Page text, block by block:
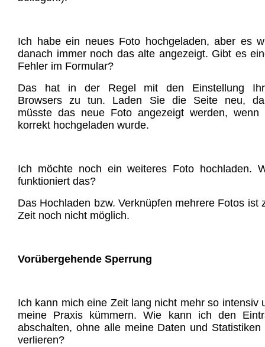
Ich habe ein neues Foto hochgeladen, aber es
danach immer noch das alte angezeigt. Gibt es
Fehler im Formular?
Das hat in der Regel mit den Einstellung
Browsers zu tun. Laden Sie die Seite neu,
müsste das neue Foto angezeigt werden, wenn
korrekt hochgeladen wurde.
Ich möchte noch ein weiteres Foto hochladen.
funktioniert das?
Das Hochladen bzw. Verknüpfen mehrere Fotos ist
Zeit noch nicht möglich.
Vorübergehende Sperrung
Ich kann mich eine Zeit lang nicht mehr so intensiv
meine Praxis kümmern. Wie kann ich den
abschalten, ohne alle meine Daten und Statistiken
verlieren?